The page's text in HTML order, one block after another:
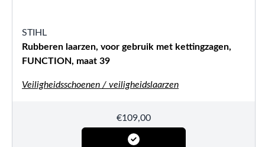
STIHL
Rubberen laarzen, voor gebruik met kettingzagen,
FUNCTION, maat 39
Veiligheidsschoenen / veiligheidslaarzen
€109,00